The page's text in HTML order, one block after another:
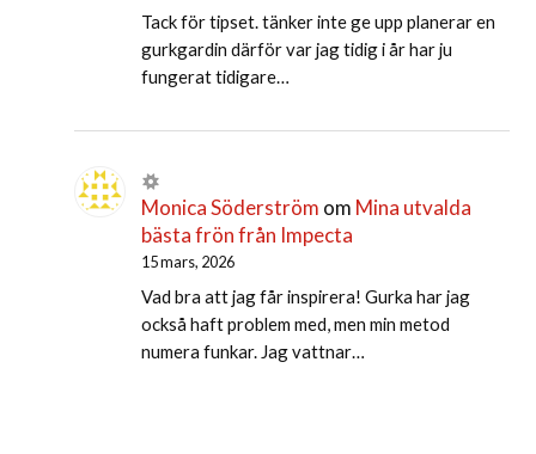
Tack för tipset. tänker inte ge upp planerar en
gurkgardin därför var jag tidig i år har ju
fungerat tidigare…
Monica Söderström om Mina utvalda
bästa frön från Impecta
15 mars, 2026
Vad bra att jag får inspirera! Gurka har jag
också haft problem med, men min metod
numera funkar. Jag vattnar…